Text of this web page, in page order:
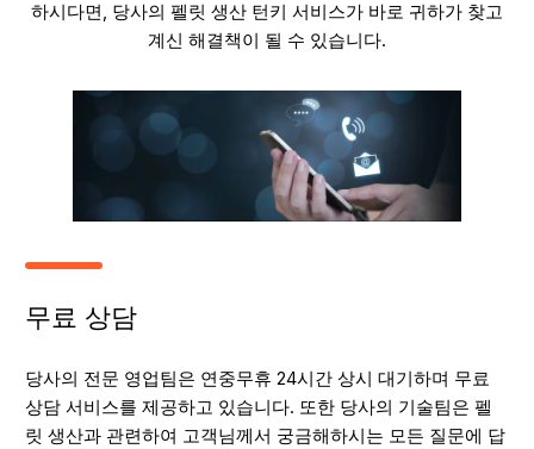
하시다면, 당사의 펠릿 생산 턴키 서비스가 바로 귀하가 찾고
계신 해결책이 될 수 있습니다.
무료 상담
당사의 전문 영업팀은 연중무휴 24시간 상시 대기하며 무료
상담 서비스를 제공하고 있습니다. 또한 당사의 기술팀은 펠
릿 생산과 관련하여 고객님께서 궁금해하시는 모든 질문에 답